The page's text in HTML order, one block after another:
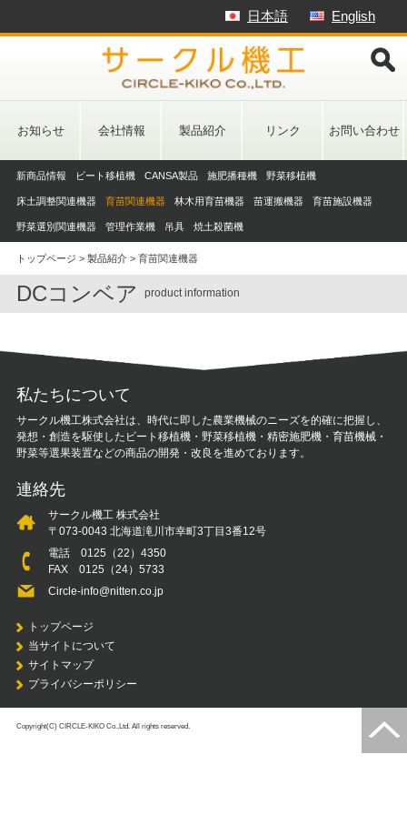
Skip
to
content
English
日本語
お知らせ 会社情報 製品紹介 リンク お問い合わせ
新商品情報 ビート移植機 CANSA製品 施肥播種機 野菜移植機
床土調整関連機器 育苗関連機器 林木用育苗機器 苗運搬機器 育苗施設機器
野菜選別関連機器 管理作業機 吊具 焼土殺菌機
トップページ > 製品紹介> 育苗関連機器
DCコンベア product information
私たちについて
サークル機工株式会社は、時代に即した農業機械のニーズを的確に把握し、
発想・創造を駆使したビート移植機・野菜移植機・精密施肥機・育苗機械・
野菜等選果装置などの商品の開発・改良を進めております。
連絡先
サークル機工 株式会社
〒073-0043 北海道滝川市幸町3丁目3番12号
電話 0125（22）4350
FAX 0125（24）5733
Circle-info@nitten.co.jp
トップページ
当サイトについて
サイトマップ
プライバシーポリシー
Copyright(C) CIRCLE-KIKO Co.,Ltd. All rights reserved.